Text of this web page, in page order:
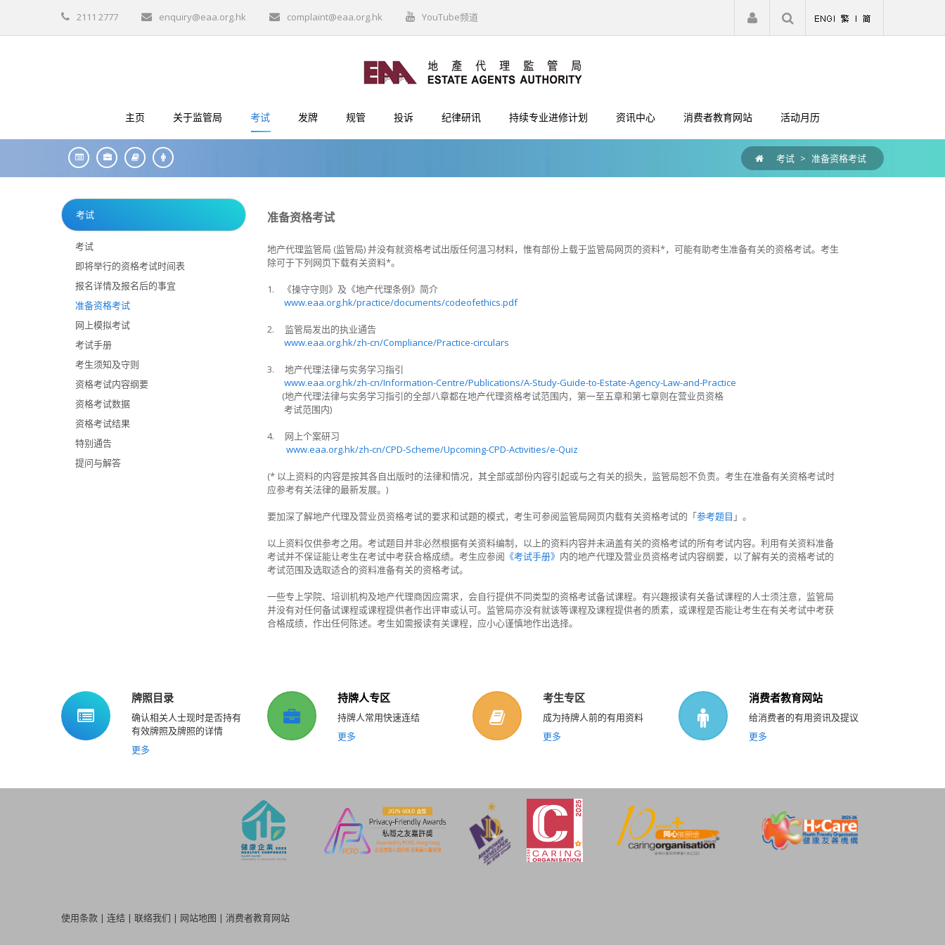
2111 2777 enquiry@eaa.org.hk complaint@eaa.org.hk YouTube频道 注册 登入
主页 关于监管局 考试 发牌 规管 投诉 纪律研讯 持续专业进修计划 资讯中心 消费者教育网站 活动月历
考试 > 准备资格考试
考试
考试
即将举行的资格考试时间表
报名详情及报名后的事宜
准备资格考试
网上模拟考试
考试手册
考生须知及守则
资格考试内容纲要
资格考试数据
资格考试结果
特别通告
提问与解答
准备资格考试
地产代理监管局 (监管局) 并没有就资格考试出版任何温习材料，惟有部份上载于监管局网页的资料*，可能有助考生准备有关的资格考试。考生
除可于下列网页下载有关资料*。
1. 《操守守则》及《地产代理条例》简介
www.eaa.org.hk/practice/documents/codeofethics.pdf
2. 监管局发出的执业通告
www.eaa.org.hk/zh-cn/Compliance/Practice-circulars
3. 地产代理法律与实务学习指引
www.eaa.org.hk/zh-cn/Information-Centre/Publications/A-Study-Guide-to-Estate-Agency-Law-and-Practice
(地产代理法律与实务学习指引的全部八章都在地产代理资格考试范围内，第一至五章和第七章则在营业员资格
考试范围内)
4. 网上个案研习
www.eaa.org.hk/zh-cn/CPD-Scheme/Upcoming-CPD-Activities/e-Quiz
(* 以上资料的内容是按其各自出版时的法律和情况，其全部或部份内容引起或与之有关的损失，监管局恕不负责。考生在准备有关资格考试时
应参考有关法律的最新发展。 )
要加深了解地产代理及营业员资格考试的要求和试题的模式，考生可参阅监管局网页内载有关资格考试的「参考题目 」。
以上资料仅供参考之用。考试题目并非必然根据有关资料编制，以上的资料内容并未涵盖有关的资格考试的所有考试内容。利用有关资料准备
考试并不保证能让考生在考试中考获合格成绩。考生应参阅 《考试手册》 内的地产代理及营业员资格考试内容纲要，以了解有关的资格考试的
考试范围及选取适合的资料准备有关的资格考试。
一些专上学院、培训机构及地产代理商因应需求，会自行提供不同类型的资格考试备试课程。有兴趣报读有关备试课程的人士须注意，监管局
并没有对任何备试课程或课程提供者作出评审或认可。监管局亦没有就该等课程及课程提供者的质素，或课程是否能让考生在有关考试中考获
合格成绩，作出任何陈述。考生如需报读有关课程，应小心谨慎地作出选择。
牌照目录
确认相关人士现时是否持有
有效牌照及牌照的详情
更多
持牌人专区
持牌人常用快速连结
更多
考生专区
成为持牌人前的有用资料
更多
消费者教育网站
给消费者的有用资讯及提议
更多
使用条款 | 连结 | 联络我们 | 网站地图 | 消费者教育网站